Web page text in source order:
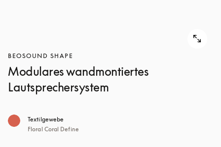
BEOSOUND SHAPE
Modulares wandmontiertes
Lautsprechersystem
Textilgewebe
Floral Coral Define